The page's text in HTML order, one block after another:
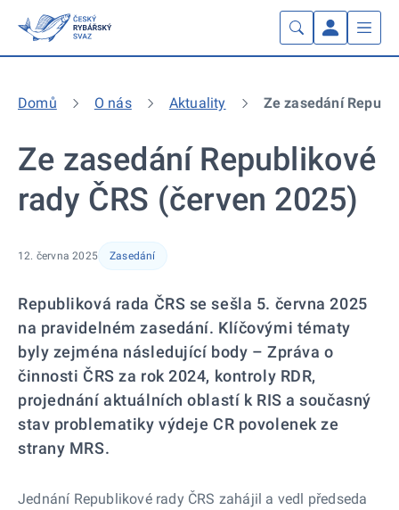
Domů O nás Aktuality Ze zasedání
Ze zasedání Republikové
rady ČRS (červen 2025)
12. června 2025 Zasedání
Republiková rada ČRS se sešla 5. června 2025
na pravidelném zasedání. Klíčovými tématy
byly zejména následující body – Zpráva o
činnosti ČRS za rok 2024, kontroly RDR,
projednání aktuálních oblastí k RIS a současný
stav problematiky výdeje CR povolenek ze
strany MRS.
Jednání Republikové rady ČRS zahájil a vedl předseda